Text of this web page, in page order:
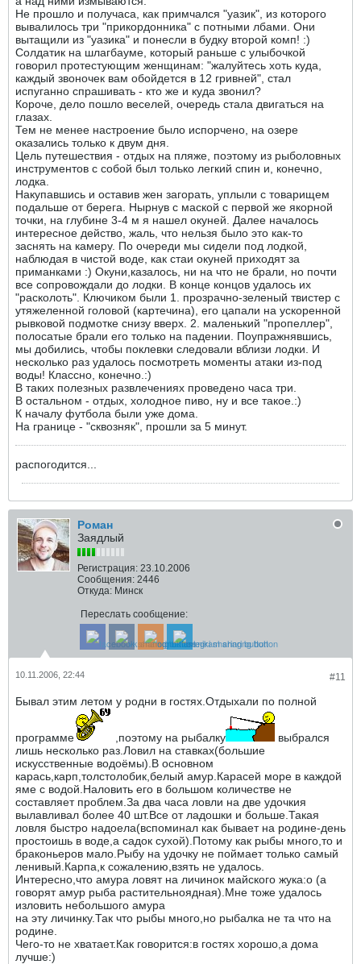
Не прошло и получаса, как примчался "уазик", из которого
вывалилось три "прикордонника" с потными лбами. Они
вытащили из "уазика" и понесли в будку второй комп! :)
Солдатик на шлагбауме, который раньше с улыбочкой
говорил протестующим женщинам: "жалуйтесь хоть куда,
каждый звоночек вам обойдется в 12 гривней", стал
испуганно спрашивать - кто же и куда звонил?
Короче, дело пошло веселей, очередь стала двигаться на
глазах.
Тем не менее настроение было испорчено, на озере
оказались только к двум дня.
Цель путешествия - отдых на пляже, поэтому из рыболовных
инструментов с собой был только легкий спин и, конечно,
лодка.
Накупавшись и оставив жен загорать, уплыли с товарищем
подальше от берега. Нырнув с маской с первой же якорной
точки, на глубине 3-4 м я нашел окуней. Далее началось
интересное действо, жаль, что нельзя было это как-то
заснять на камеру. По очереди мы сидели под лодкой,
наблюдая в чистой воде, как стаи окуней приходят за
приманками :) Окуни,казалось, ни на что не брали, но почти
все сопровождали до лодки. В конце концов удалось их
"расколоть". Ключиком были 1. прозрачно-зеленый твистер с
утяжеленной головой (картечина), его цапали на ускоренной
рывковой подмотке снизу вверх. 2. маленький "пропеллер",
полосатые брали его только на падении. Поупражнявшись,
мы добились, чтобы поклевки следовали вблизи лодки. И
несколько раз удалось посмотреть моменты атаки из-под
воды! Классно, конечно.:)
В таких полезных развлечениях проведено часа три.
В остальном - отдых, холодное пиво, ну и все такое.:)
К началу футбола были уже дома.
На границе - "сквозняк", прошли за 5 минут.
распогодится...
Роман
Заядлый
Регистрация: 23.10.2006
Сообщения: 2446
Откуда: Минск
Переслать сообщение:
#11
10.11.2006, 22:44
Бывал этим летом у родни в гостях.Отдыхали по полной
программе ,поэтому на рыбалку
выбрался
лишь несколько раз.Ловил на ставках(большие
искусственные водоёмы).В основном
карась,карп,толстолобик,белый амур.Карасей море в каждой
яме с водой.Наловить его в большом количестве не
составляет проблем.За два часа ловли на две удочкия
вылавливал более 40 шт.Все от ладошки и больше.Такая
ловля быстро надоела(вспоминал как бывает на родине-день
простоишь в воде,а садок сухой).Потому как рыбы много,то и
браконьеров мало.Рыбу на удочку не поймает только самый
ленивый.Карпа,к сожалению,взять не удалось.
Интересно,что амура ловят на личинок майского жука:o (а
говорят амур рыба растительноядная).Мне тоже удалось
изловить небольшого амура
на эту личинку.Так что рыбы много,но рыбалка не та что на
родине.
Чего-то не хватает.Как говорится:в гостях хорошо,а дома
лучше:)